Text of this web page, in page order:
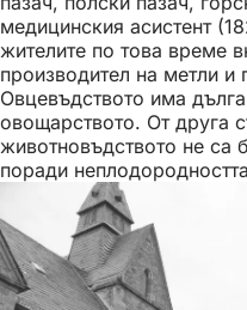
медицинския асистент
жителите по това време
производител на метли и
Овцевъдството има
овощарството. От друга
животновъдството не са
поради